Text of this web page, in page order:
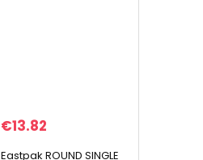
€13.82
Eastpak ROUND SINGLE